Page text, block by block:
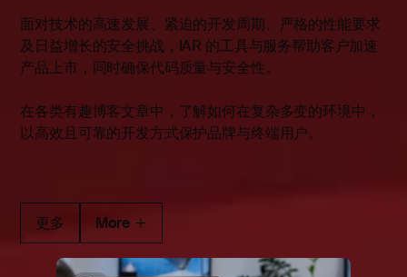
面对技术的高速发展、紧迫的开发周期、严格的性能要求
及日益增长的安全挑战，IAR 的工具与服务帮助客户加速
产品上市，同时确保代码质量与安全性。
在各类有趣博客文章中，了解如何在复杂多变的环境中，
以高效且可靠的开发方式保护品牌与终端用户。
更多 More